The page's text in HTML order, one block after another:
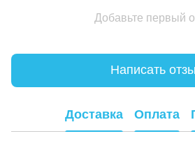
Добавьте первый
Написать
Доставка Оплата